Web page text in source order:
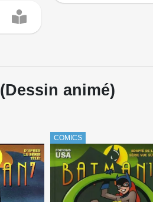
(Dessin animé)
COMICS